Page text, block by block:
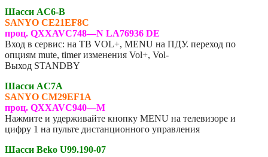
Шасси AC6-B
SANYO CE21EF8C
проц. QXXAVC748—N LA76936 DE
Вход в сервис: на ТВ VOL+, MENU на ПДУ. переход по
опциям mute, timer изменения Vol+, Vol-
Выход STANDBY
Шасси AC7A
SANYO CM29EF1A
проц. QXXAVC940—M
Нажмите и удерживайте кнопку MENU на телевизоре и
цифру 1 на пульте дистанционного управления
Шасси Beko U99.190-07